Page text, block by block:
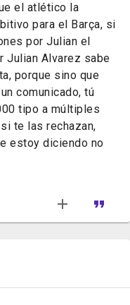
el atlético la
para el Barça, si
por Julian el
Julian Alvarez sabe
porque sino que
comunicado, tú
tipo a múltiples
te las rechazan,
estoy diciendo no